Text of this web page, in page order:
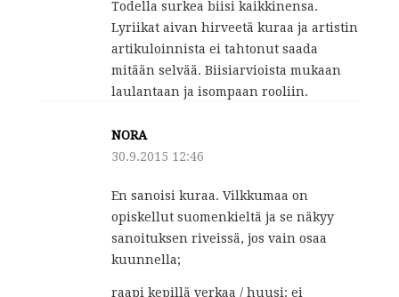
Todella surkea biisi kaikkinensa.
Lyriikat aivan hirveetä kuraa ja artistin
artikuloinnista ei tahtonut saada
mitään selvää. Biisiarvioista mukaan
laulantaan ja isompaan rooliin.
NORA
30.9.2015 12:46
En sanoisi kuraa. Vilkkumaa on
opiskellut suomenkieltä ja se näkyy
sanoituksen riveissä, jos vain osaa
kuunnella;
raapi kepillä verkaa / huusi: ei